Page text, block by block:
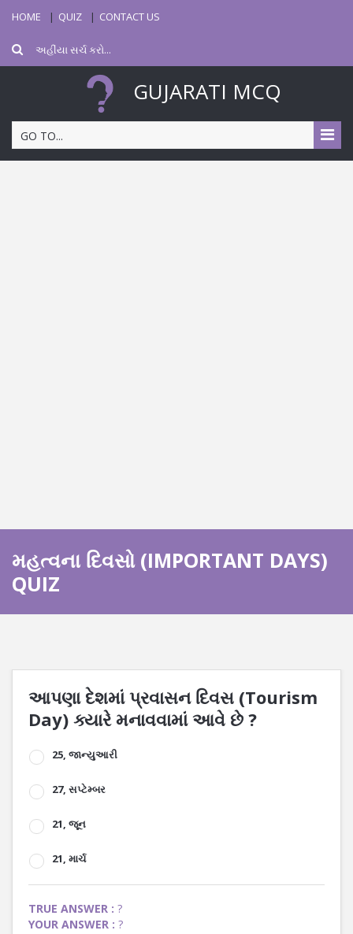
HOME QUIZ CONTACT US
GUJARATI MCQ
GO TO...
મહત્વના દિવસો (IMPORTANT DAYS)
QUIZ
આપણા દેશમાં પ્રવાસન દિવસ (Tourism
Day) ક્યારે મનાવવામાં આવે છે ?
25, જાન્યુઆરી
27, સપ્ટેમ્બર
21, જૂન
21, માર્ચ
TRUE ANSWER : ?
YOUR ANSWER : ?